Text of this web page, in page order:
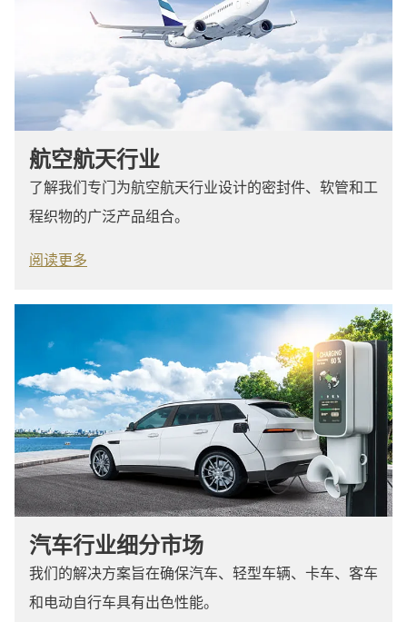
航空航天行业
了解我们专门为航空航天行业设计的密封件、软管和工
程织物的广泛产品组合。
阅读更多
汽车行业细分市场
我们的解决方案旨在确保汽车、轻型车辆、卡车、客车
和电动自行车具有出色性能。